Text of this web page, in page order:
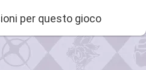
per questo gioco